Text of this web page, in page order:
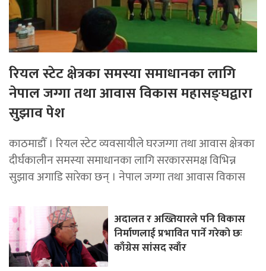
रियल स्टेट क्षेत्रका समस्या समाधानका लागि
नेपाल जग्गा तथा आवास विकास महासङ्घद्वारा
सुझाव पेश
काठमाडौँ । रियल स्टेट व्यवसायीले घरजग्गा तथा आवास क्षेत्रका
दीर्घकालीन समस्या समाधानका लागि सरकारसमक्ष विभिन्न
सुझाव अगाडि सारेका छन् । नेपाल जग्गा तथा आवास विकास
अदालत र अख्तियारले पनि विकास
निर्माणलाई प्रभावित पार्ने गरेकाे छः
काँग्रेस सांसद स्वाँर